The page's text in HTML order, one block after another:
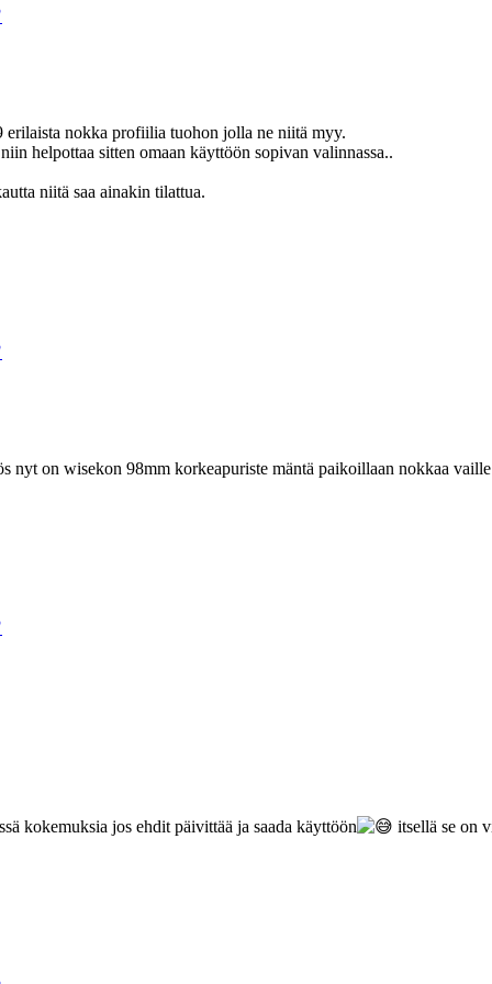
nokka profiilia tuohon jolla ne niitä myy.
helpottaa sitten omaan käyttöön sopivan valinnassa..
niitä saa ainakin tilattua.
nyt on wisekon 98mm korkeapuriste mäntä paikoillaan nokkaa
kokemuksia jos ehdit päivittää ja saada käyttöön
itsellä se on